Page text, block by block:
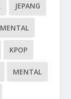
JEPANG
KPOP
MENTAL